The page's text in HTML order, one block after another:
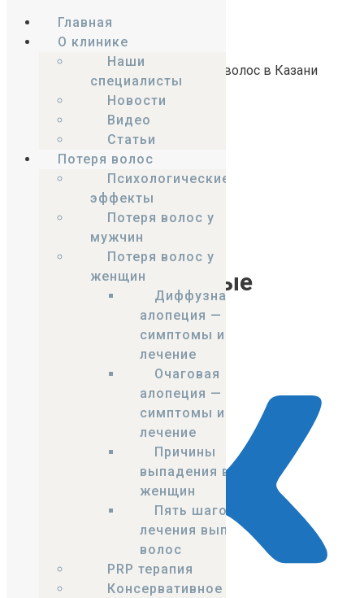
Skip to content
Центр трансплантации
и лечения волос
Выберите ваш город
+7 (917) 234-78-88
Заказать звонок
Часто задаваемые
Главная
О клинике
Наши
специалисты
Новости
Видео
Статьи
Потеря волос
Психологические
эффекты
Потеря волос у
мужчин
Потеря волос у
женщин
Диффузная
алопеция —
симптомы и
лечение
Очаговая
алопеция —
симптомы и
лечение
Причины
выпадения волос у
женщин
Пять шагов
лечения выпадения
волос
PRP терапия
Консервативное